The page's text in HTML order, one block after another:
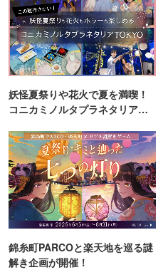
妖怪夏祭りや花火で夏を満喫！
コニカミノルタプラネタリア
錦糸町PARCOと楽天地を巡る謎
解き企画が開催！